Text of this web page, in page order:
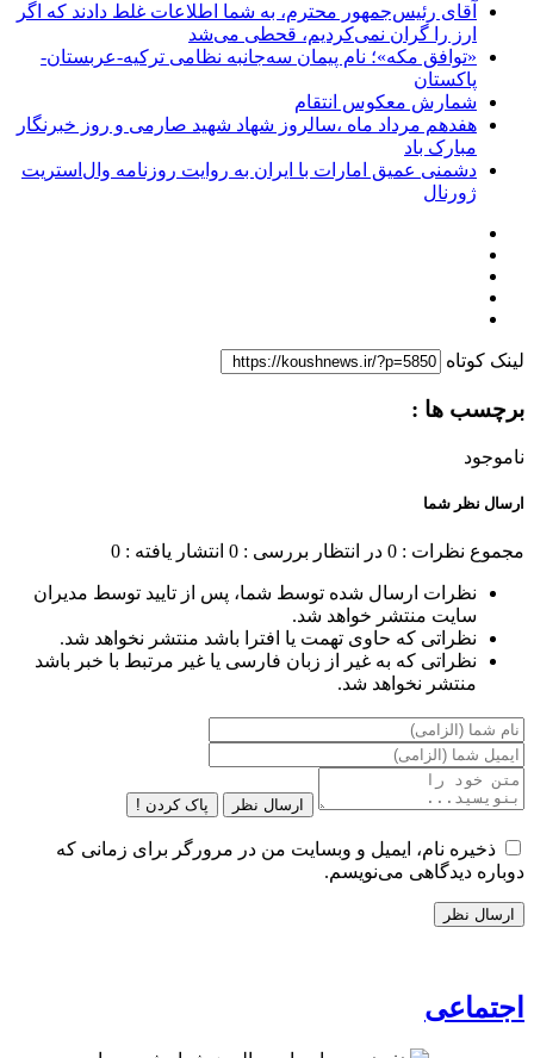
آقای رئیس‌جمهور محترم، به شما اطلاعات غلط دادند که اگر
ارز را گران نمی‌کردیم، قحطی می‌شد
«توافق مکه»؛ نام پیمان سه‌جانبه نظامی ترکیه-عربستان-
پاکستان
شمارش معکوس انتقام
هفدهم مرداد ماه ،سالروز شهاد شهید صارمی و روز خبرنگار
مبارک باد
دشمنی عمیق امارات با ایران به روایت روزنامه وال‌استریت
ژورنال
لینک کوتاه
برچسب ها :
ناموجود
ارسال نظر شما
مجموع نظرات : 0 در انتظار بررسی : 0 انتشار یافته : 0
نظرات ارسال شده توسط شما، پس از تایید توسط مدیران
سایت منتشر خواهد شد.
نظراتی که حاوی تهمت یا افترا باشد منتشر نخواهد شد.
نظراتی که به غیر از زبان فارسی یا غیر مرتبط با خبر باشد
منتشر نخواهد شد.
ارسال نظر پاک کردن !
ذخیره نام، ایمیل و وبسایت من در مرورگر برای زمانی که
دوباره دیدگاهی می‌نویسم.
اجتماعی